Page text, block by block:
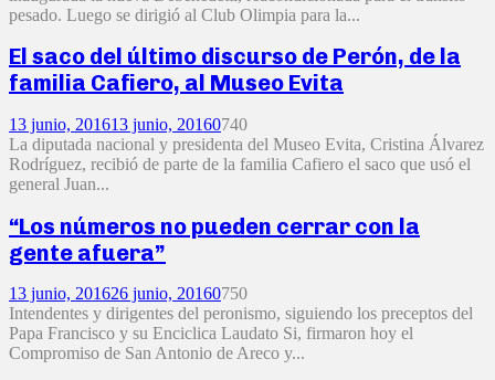
pesado. Luego se dirigió al Club Olimpia para la...
El saco del último discurso de Perón, de la
familia Cafiero, al Museo Evita
13 junio, 201613 junio, 20160740
La diputada nacional y presidenta del Museo Evita, Cristina Álvarez
Rodríguez, recibió de parte de la familia Cafiero el saco que usó el
general Juan...
“Los números no pueden cerrar con la
gente afuera”
13 junio, 201626 junio, 20160750
Intendentes y dirigentes del peronismo, siguiendo los preceptos del
Papa Francisco y su Enciclica Laudato Si, firmaron hoy el
Compromiso de San Antonio de Areco y...